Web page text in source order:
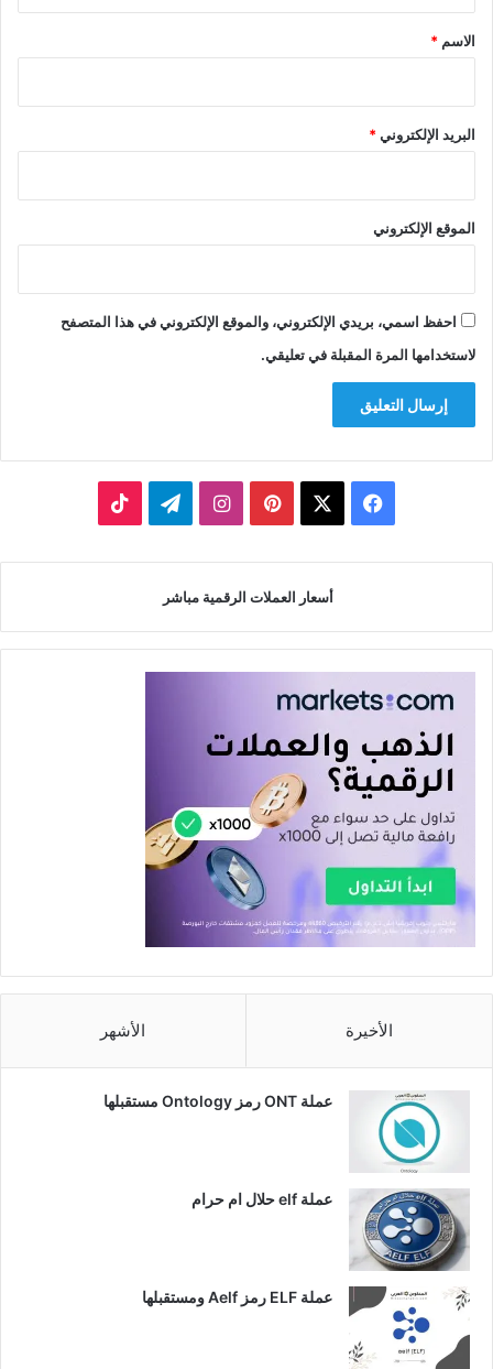
*
الاسم *
البريد الإلكتروني*
الموقع الإلكتروني
احفظ اسمي، بريدي الإلكتروني، والموقع الإلكتروني في هذا المتصفح
لاستخدامها المرة المقبلة في تعليقي.
فيسبوك بينتيريستانستقرامتيلقرام
أسعار العملات الرقمية مباشر
الأخيرة الأشهر
عملة ONT رمز Ontology مستقبلها
عملة elf حلال ام حرام
عملة ELF رمز Aelf ومستقبلها